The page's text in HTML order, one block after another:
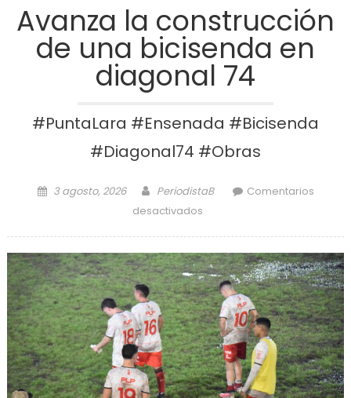
Avanza la construcción
de una bicisenda en
diagonal 74
#PuntaLara #Ensenada #Bicisenda
#Diagonal74 #Obras
Posted on
3 agosto, 2026 Author
PeriodistaB
Comentarios
desactivados